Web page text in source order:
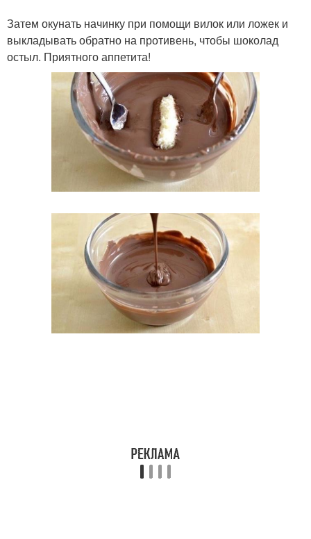
Затем окунать начинку при помощи вилок или ложек и
выкладывать обратно на противень, чтобы шоколад
остыл. Приятного аппетита!